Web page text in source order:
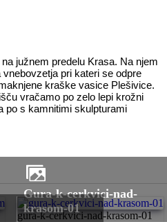
južnem predelu Krasa. Na njem
pri kateri se odpre
kraške vasice Plešivice.
vračamo po zelo lepi krožni
po s kamnitimi skulpturami
gura-k-cerkvici-nad-krasom-01
gura-k-cerkvici-nad-
krasom-01